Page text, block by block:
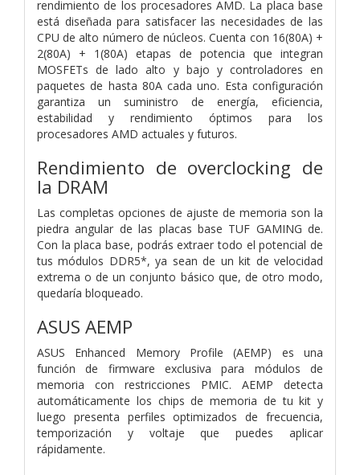
rendimiento de los procesadores AMD. La placa base
está diseñada para satisfacer las necesidades de las
CPU de alto número de núcleos. Cuenta con 16(80A) +
2(80A) + 1(80A) etapas de potencia que integran
MOSFETs de lado alto y bajo y controladores en
paquetes de hasta 80A cada uno. Esta configuración
garantiza un suministro de energía, eficiencia,
estabilidad y rendimiento óptimos para los
procesadores AMD actuales y futuros.
Rendimiento de overclocking de
la DRAM
Las completas opciones de ajuste de memoria son la
piedra angular de las placas base TUF GAMING de.
Con la placa base, podrás extraer todo el potencial de
tus módulos DDR5*, ya sean de un kit de velocidad
extrema o de un conjunto básico que, de otro modo,
quedaría bloqueado.
ASUS AEMP
ASUS Enhanced Memory Profile (AEMP) es una
función de firmware exclusiva para módulos de
memoria con restricciones PMIC. AEMP detecta
automáticamente los chips de memoria de tu kit y
luego presenta perfiles optimizados de frecuencia,
temporización y voltaje que puedes aplicar
rápidamente.